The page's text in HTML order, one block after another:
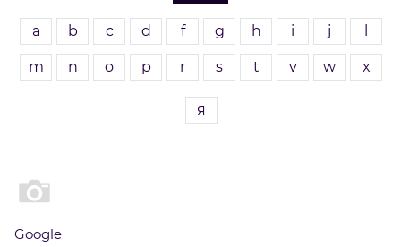
a b c d f g h i j
m n o p r s t v w x
я
Google